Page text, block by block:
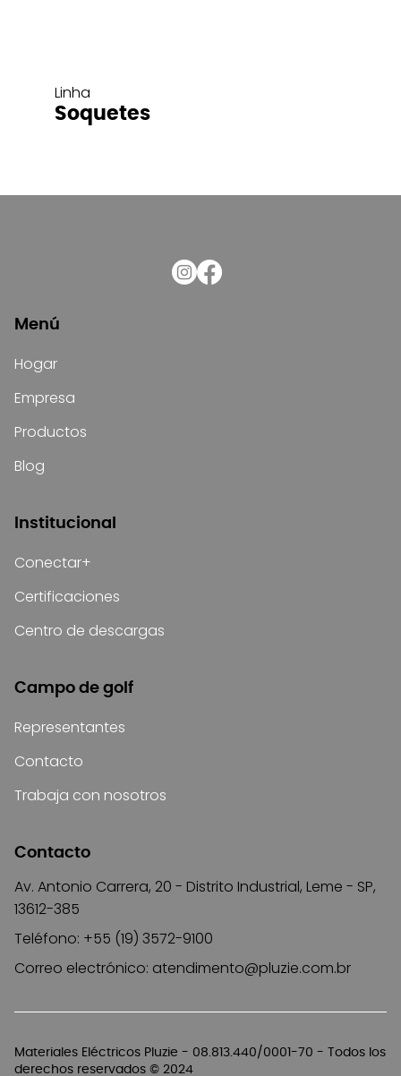
Linha
Soquetes
Materiales Eléctricos Pluzie - 08.813.440/0001-70 - Todos los
derechos reservados © 2024
Menú
Hogar
Empresa
Productos
Blog
Institucional
Conectar+
Certificaciones
Centro de descargas
Campo de golf
Representantes
Contacto
Trabaja con nosotros
Contacto
Av. Antonio Carrera, 20 - Distrito Industrial, Leme - SP,
13612-385
Teléfono: +55 (19) 3572-9100
Correo electrónico: atendimento@pluzie.com.br